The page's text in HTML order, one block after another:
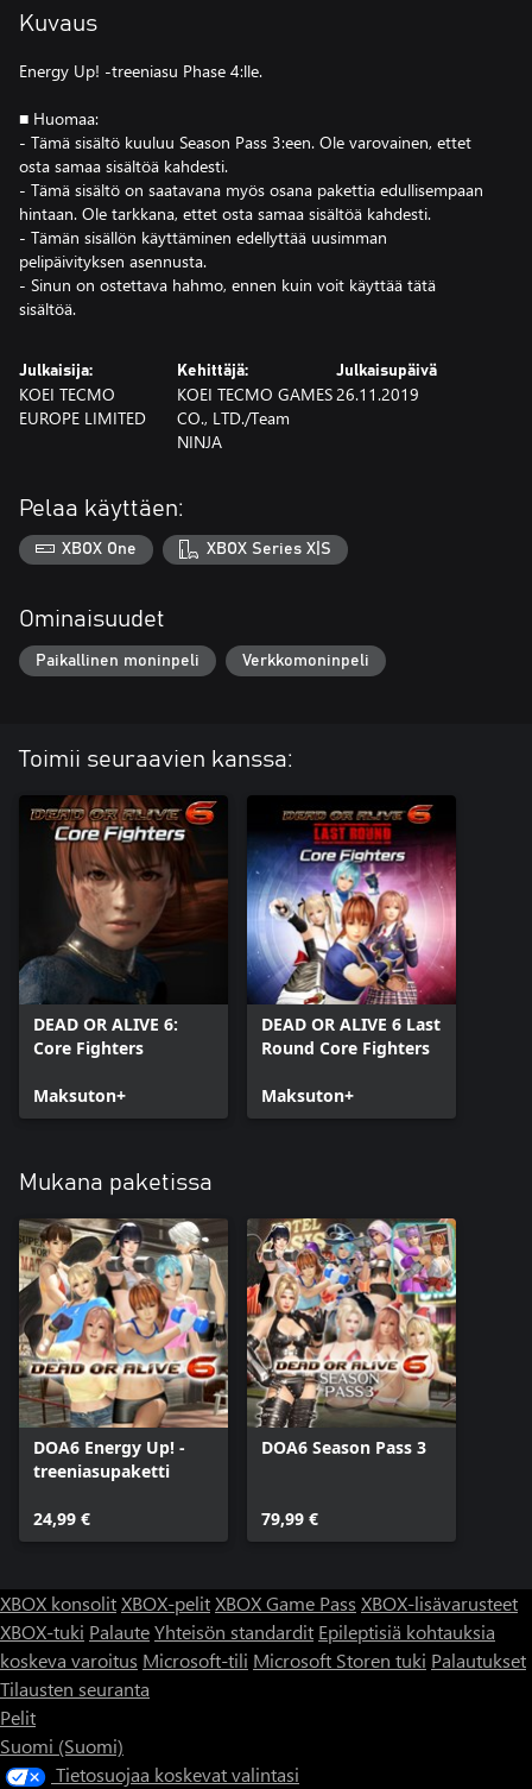
Kuvaus
Energy Up! -treeniasu Phase 4:lle.
■ Huomaa:
- Tämä sisältö kuuluu Season Pass 3:een. Ole varovainen, ettet
osta samaa sisältöä kahdesti.
- Tämä sisältö on saatavana myös osana pakettia edullisempaan
hintaan. Ole tarkkana, ettet osta samaa sisältöä kahdesti.
- Tämän sisällön käyttäminen edellyttää uusimman
pelipäivityksen asennusta.
- Sinun on ostettava hahmo, ennen kuin voit käyttää tätä
sisältöä.
Julkaisija:
KOEI TECMO
EUROPE LIMITED
Kehittäjä:
KOEI TECMO GAMES
CO., LTD./Team
NINJA
Julkaisupäivä
26.11.2019
Pelaa käyttäen:
XBOX One XBOX Series X|S
Ominaisuudet
Paikallinen moninpeli Verkkomoninpeli
Toimii seuraavien kanssa:
DEAD OR ALIVE 6:
Core Fighters
Maksuton+
DEAD OR ALIVE 6 Last
Round Core Fighters
Maksuton+
Mukana paketissa
DOA6 Energy Up! -
treeniasupaketti
24,99 €
DOA6 Season Pass 3
79,99 €
XBOX konsolitXBOX-pelitXBOX Game Pass XBOX-lisävarusteet
XBOX-tuki PalauteYhteisön standardit Epileptisiä kohtauksia
koskeva varoitus Microsoft-tili Microsoft Storen tuki Palautukset
Tilausten seuranta
Pelit
Suomi (Suomi)
Tietosuojaa koskevat valintasi